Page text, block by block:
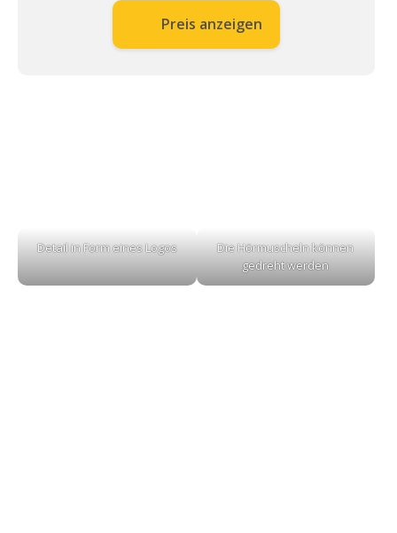
Preis anzeigen
Detail in Form eines Logos
Die Hörmuscheln können
gedreht werden